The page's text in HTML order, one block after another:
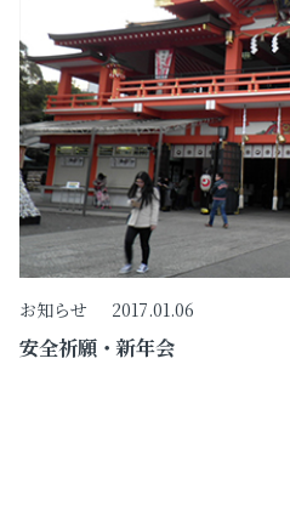
お知らせ 2017.01.06
安全祈願・新年会